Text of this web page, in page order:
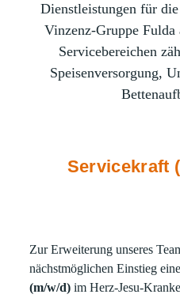
Dienstleistungen für
Vinzenz-Gruppe Fulda
Servicebereichen
Speisenversorgung,
Servicekraft
Zur Erweiterung unseres
nächstmöglichen Einstieg
(m/w/d) im Herz-Jesu-